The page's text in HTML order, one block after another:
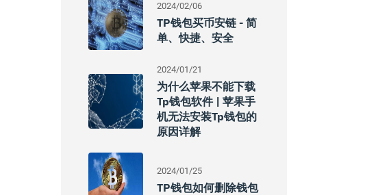
2024/02/06
TP钱包买币安链 - 简
单、快捷、安全
2024/01/21
为什么苹果不能下载
Tp钱包软件 | 苹果手
机无法安装tp钱包的
原因详解
2024/01/25
TP钱包如何删除钱包